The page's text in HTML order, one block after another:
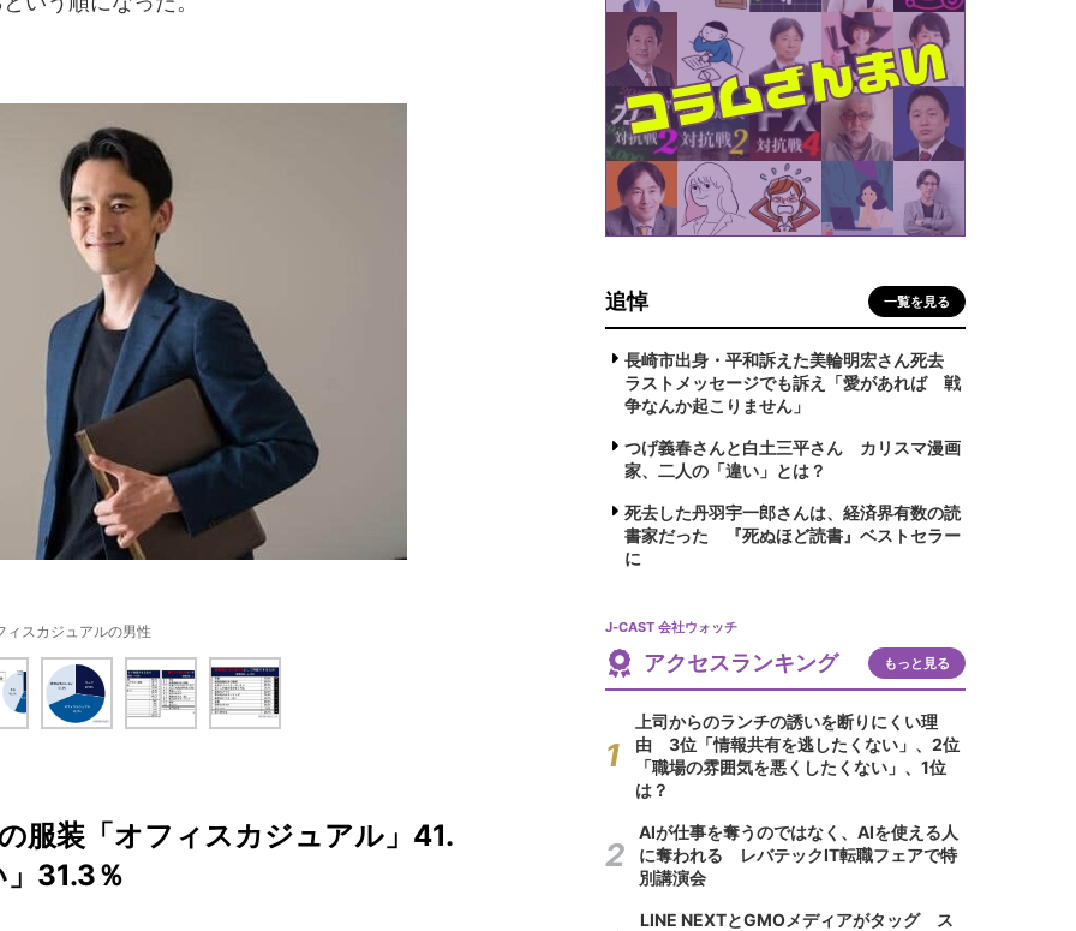
ィスカジュアルの男性
服装「オフィスカジュアル」41.
31.3％
追悼 一覧を見る
長崎市出身・平和訴えた美輪明宏さん死去
ラストメッセージでも訴え「愛があれば 戦
争なんか起こりません」
つげ義春さんと白土三平さん カリスマ漫画
家、二人の「違い」とは？
死去した丹羽宇一郎さんは、経済界有数の読
書家だった 『死ぬほど読書』ベストセラー
に
J-CAST 会社ウォッチ
アクセスランキング もっと見る
上司からのランチの誘いを断りにくい理
由 3位「情報共有を逃したくない」、2位
「職場の雰囲気を悪くしたくない」、1位
は？
AIが仕事を奪うのではなく、AIを使える人
に奪われる レバテックIT転職フェアで特
別講演会
LINE NEXTとGMOメディアがタッグ ス